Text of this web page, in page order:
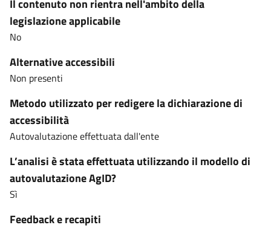
Il contenuto non rientra nell'ambito della
legislazione applicabile
No
Alternative accessibili
Non presenti
Metodo utilizzato per redigere la dichiarazione di
accessibilità
Autovalutazione effettuata dall'ente
L’analisi è stata effettuata utilizzando il modello di
autovalutazione AgID?
Sì
Feedback e recapiti